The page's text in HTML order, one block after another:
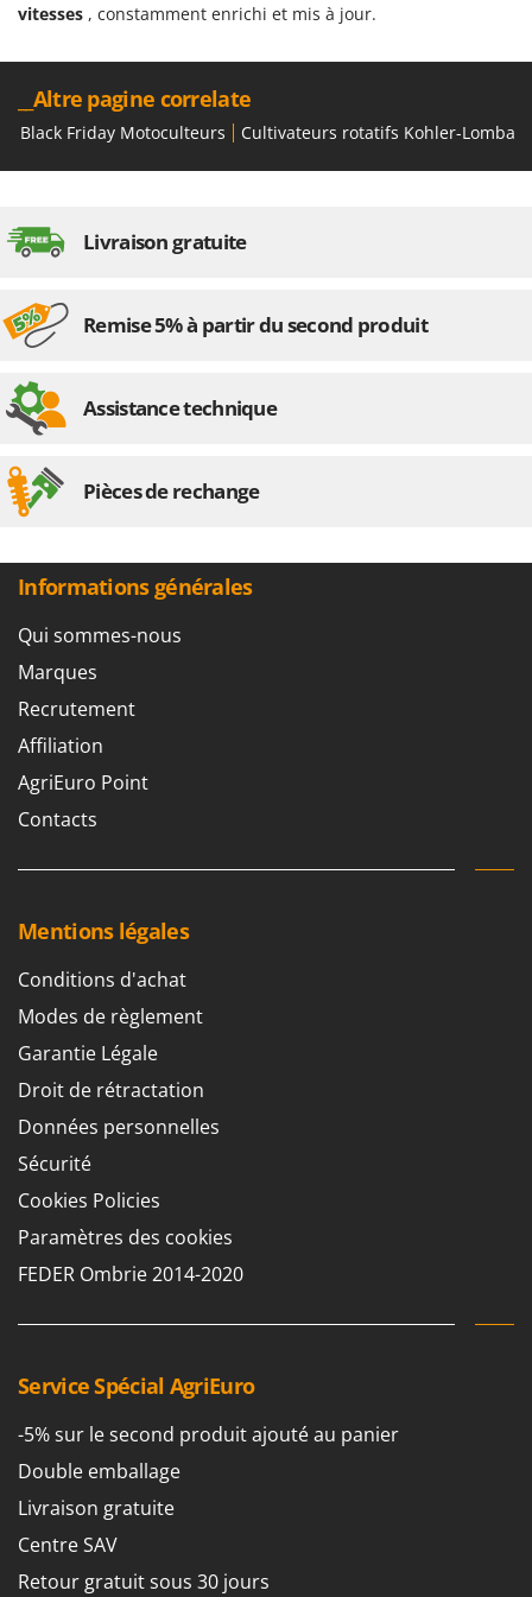
vitesses , constamment enrichi et mis à jour.
__Altre pagine correlate
Black Friday Motoculteurs Cultivateurs rotatifs Kohler-
Livraison gratuite
Remise 5% à partir du second produit
Assistance technique
Pièces de rechange
Informations générales
Qui sommes-nous
Marques
Recrutement
Affiliation
AgriEuro Point
Contacts
Mentions légales
Conditions d'achat
Modes de règlement
Garantie Légale
Droit de rétractation
Données personnelles
Sécurité
Cookies Policies
Paramètres des cookies
FEDER Ombrie 2014-2020
Service Spécial AgriEuro
-5% sur le second produit ajouté au panier
Double emballage
Livraison gratuite
Centre SAV
Retour gratuit sous 30 jours